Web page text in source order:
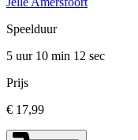
Speelduur
5 uur 10 min 12 sec
Prijs
€ 17,99